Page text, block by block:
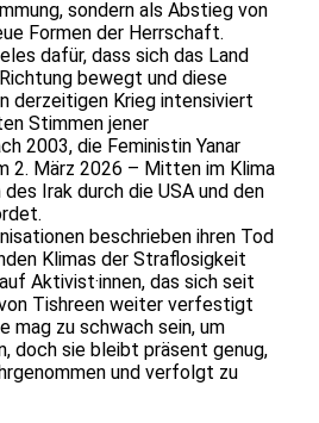
sondern als Abstieg von
Formen der Herrschaft.
dafür, dass sich das Land
bewegt und diese
derzeitigen Krieg intensiviert
Stimmen jener
2003, die Feministin Yanar
2. März 2026 – Mitten im Klima
Irak durch die USA und den
beschrieben ihren Tod
Klimas der Straflosigkeit
Aktivist·innen, das sich seit
Tishreen weiter verfestigt
mag zu schwach sein, um
doch sie bleibt präsent genug,
und verfolgt zu